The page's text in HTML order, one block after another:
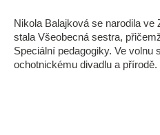
Nikola Balajková se narodila ve
stala Všeobecná sestra,
Speciální pedagogiky. Ve volnu
ochotnickému divadlu a přírodě.